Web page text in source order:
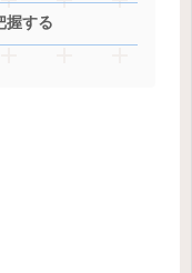
握する